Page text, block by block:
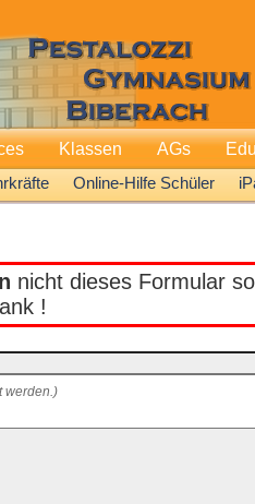
Online-Hilfe Schüler
Klassen AGs
nicht dieses Formular
!
werden.)